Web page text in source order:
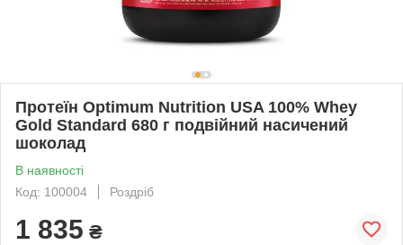
Протеїн Optimum Nutrition USA 100% Whey
Gold Standard 680 г подвійний насичений
шоколад
В наявності
Код: 100004
Роздріб
1 835 ₴